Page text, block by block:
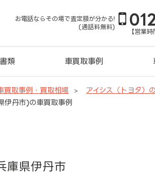
お電話ならその場で査定額が分かる!
(通話料無料)
【営業
類 車買取事例
買取事例・買取相場
アイシス（トヨタ）
丹市)の車買取事例
県伊丹市